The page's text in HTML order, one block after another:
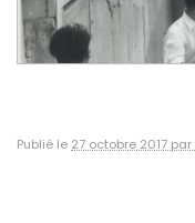
Publié le 27 octobre 2017 par